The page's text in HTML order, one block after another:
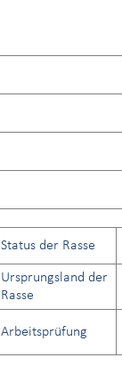
Status der Rasse
Ursprungsland der
Rasse
Arbeitsprüfung